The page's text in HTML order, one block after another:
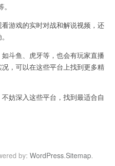
游戏的实时对战和解说视频，还
斗鱼、虎牙等，也会有玩家直播
况，可以在这些平台上找到更多精
深入这些平台，找到最适合自
by: WordPress.Sitemap.